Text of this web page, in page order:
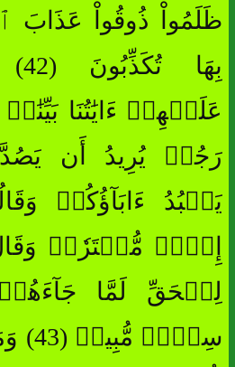
ظَلَمُواْ ذُوقُواْ عَذَابَ
عَلَيۡهِمۡ ءَايَٰتُنَا بَيِّنَٰتٖ
رَجُلٞ يُرِيدُ أَن
يَعۡبُدُ ءَابَآؤُكُمۡ
إِفۡكٞ مُّفۡتَرٗىۚ وَقَالَ
لِلۡحَقِّ لَمَّا
سِحۡرٞ